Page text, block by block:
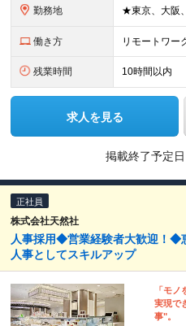
勤務地
働き方 リモートワー
残業時間 10時間以内
求人を見る
掲載終了予定日
正社員
株式会社天然社
人事採用◆営業経験者大歓迎！
人事としてスキルアップ
「モ
実現で
事"。